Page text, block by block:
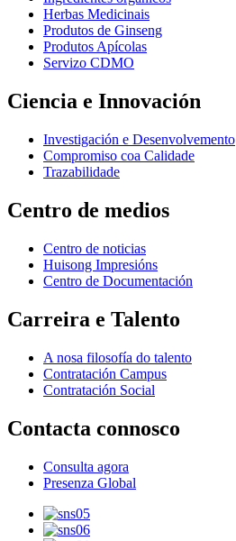
Herbas Medicinais
Produtos de Ginseng
Produtos Apícolas
Servizo CDMO
Ciencia e Innovación
Investigación e Desenvolvemento
Compromiso coa Calidade
Trazabilidade
Centro de medios
Centro de noticias
Huisong Impresións
Centro de Documentación
Carreira e Talento
A nosa filosofía do talento
Contratación Campus
Contratación Social
Contacta connosco
Consulta agora
Presenza Global